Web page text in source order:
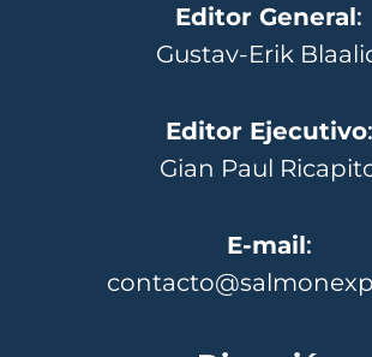
Editor General:
Gustav-Erik
Editor Ejecutivo:
Gian Paul
E-mail: